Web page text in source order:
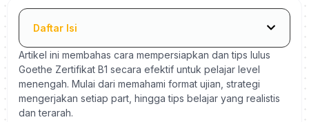
Daftar Isi
Artikel ini membahas cara mempersiapkan dan tips lulus
Goethe Zertifikat B1 secara efektif untuk pelajar level
menengah. Mulai dari memahami format ujian, strategi
mengerjakan setiap part, hingga tips belajar yang realistis
dan terarah.